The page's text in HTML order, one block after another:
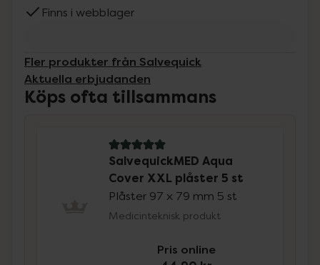
Finns i webblager
Fler produkter från Salvequick
Aktuella erbjudanden
Köps ofta tillsammans
5 av 5 i omdöme
SalvequickMED Aqua
Cover XXL plåster 5 st
Plåster 97 x 79 mm 5 st
Medicinteknisk produkt
Pris online